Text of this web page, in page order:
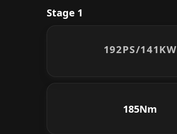
Stage 1
192PS/141KW
185Nm